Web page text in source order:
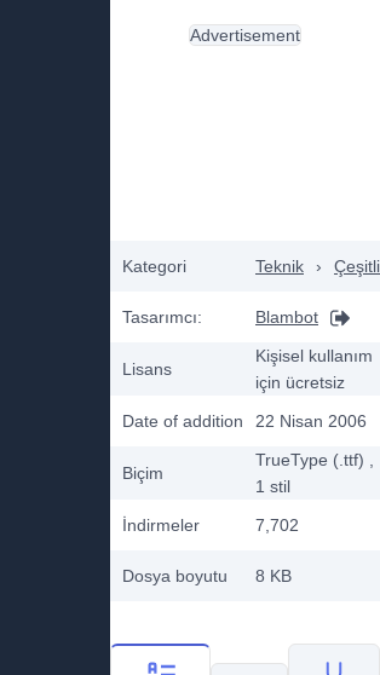
Kategori Teknik › Çeşitli
Tasarımcı: Blambot
Lisans
Kişisel kullanım
için ücretsiz
Date of addition
22 Nisan 2006
Biçim
TrueType (.ttf)
1 stil
İndirmeler
7,702
Dosya boyutu 8 KB
Advertisement